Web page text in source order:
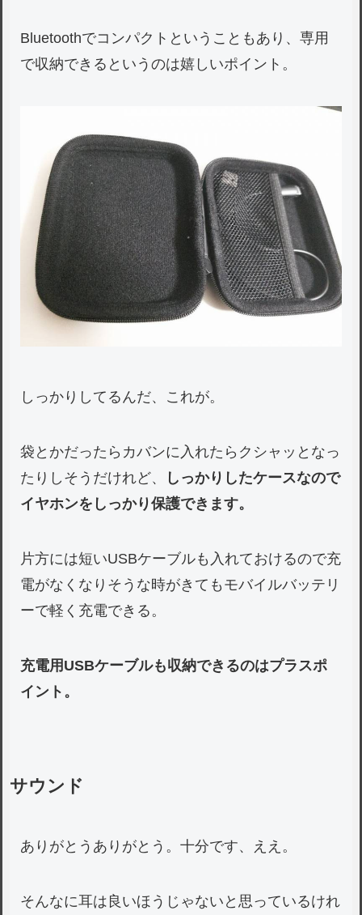
Bluetoothでコンパクトということもあり、専用
で収納できるというのは嬉しいポイント。
しっかりしてるんだ、これが。
袋とかだったらカバンに入れたらクシャッとなっ
たりしそうだけれど、
しっかりしたケースなので
イヤホンをしっかり保護できます。
片方には短いUSBケーブルも入れておけるので充
電がなくなりそうな時がきてもモバイルバッテリ
ーで軽く充電できる。
充電用USBケーブルも収納できるのはプラスポ
イント。
サウンド
ありがとうありがとう。十分です、ええ。
そんなに耳は良いほうじゃないと思っているけれ